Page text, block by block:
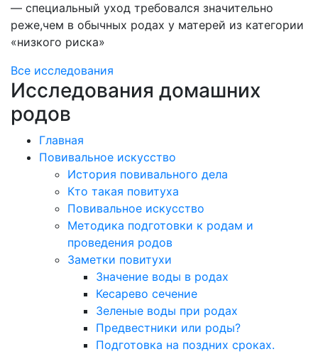
— специальный уход требовался значительно
реже,чем в обычных родах у матерей из категории
«низкого риска»
Все исследования
Исследования домашних
родов
Главная
Повивальное искусство
История повивального дела
Кто такая повитуха
Повивальное искусство
Методика подготовки к родам и
проведения родов
Заметки повитухи
Значение воды в родах
Кесарево сечение
Зеленые воды при родах
Предвестники или роды?
Подготовка на поздних сроках.